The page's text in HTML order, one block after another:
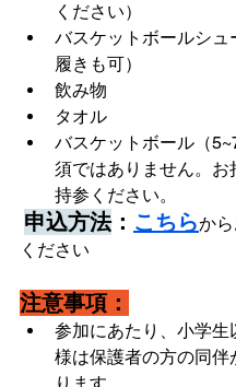
ください）
バスケットボールシュ
履きも可）
飲み物
タオル
バスケットボール（
須ではありません。お
持参ください。
申込方法： こちらか
ください
注意事項：
参加にあたり、小学生
様は保護者の方の同伴